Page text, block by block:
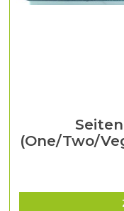
(One/Two/